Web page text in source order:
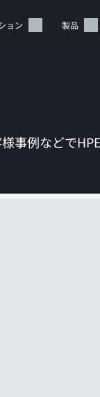
ョン 製品
空です
例などで